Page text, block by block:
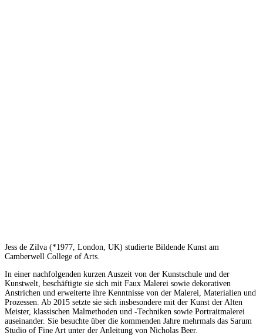
Jess de Zilva (*1977, London, UK) studierte Bildende Kunst am
Camberwell College of Arts.
In einer nachfolgenden kurzen Auszeit von der Kunstschule und der
Kunstwelt, beschäftigte sie sich mit Faux Malerei sowie dekorativen
Anstrichen und erweiterte ihre Kenntnisse von der Malerei, Materialien und
Prozessen. Ab 2015 setzte sie sich insbesondere mit der Kunst der Alten
Meister, klassischen Malmethoden und -Techniken sowie Portraitmalerei
auseinander. Sie besuchte über die kommenden Jahre mehrmals das Sarum
Studio of Fine Art unter der Anleitung von Nicholas Beer.